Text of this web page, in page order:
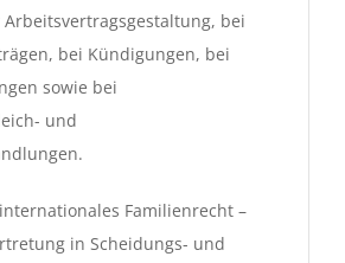
bei
bei Kündigungen, bei
sowie bei
und
Familienrecht –
in Scheidungs- und